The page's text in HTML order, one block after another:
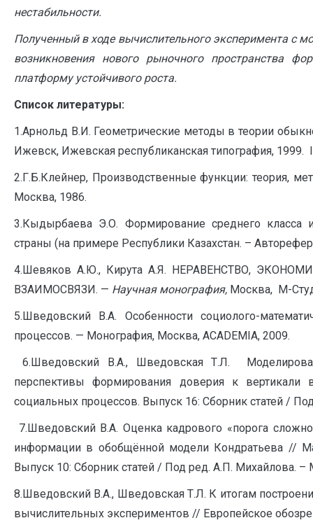
нестабильности.
Полученный в ходе вычислительного эксперимента с
возникновения нового рыночного пространства
платформу устойчивого роста.
Список литературы:
1.Арнольд В.И. Геометрические методы в теории
Ижевск, Ижевская республиканская типография, 1999.
2.Г.Б.Клейнер, Производственные функции: теория,
Москва, 1986.
3.Кыдырбаева Э.О. Формирование среднего класса
страны (на примере Республики Казахстан. –
4.Шевяков А.Ю., Кирута А.Я. НЕРАВЕНСТВО,
ВЗАИМОСВЯЗИ. — Научная монография, Москва, М-
5.Шведовский В.А. Особенности социолого-
процессов. — Монография, Москва, ACADEMIA, 2009.
6.Шведовский В.А., Шведовская Т.Л.
перспективы формирования доверия к
социальных процессов. Выпуск 16: Сборник статей /
7.Шведовский В.А. Оценка кадрового «порога
информации в обобщённой модели Кондратьева //
Выпуск 10: Сборник статей / Под ред. А.П. Михайлова. –
8.Шведовский В.А., Шведовская Т.Л. К итогам
вычислительных экспериментов // Европейское